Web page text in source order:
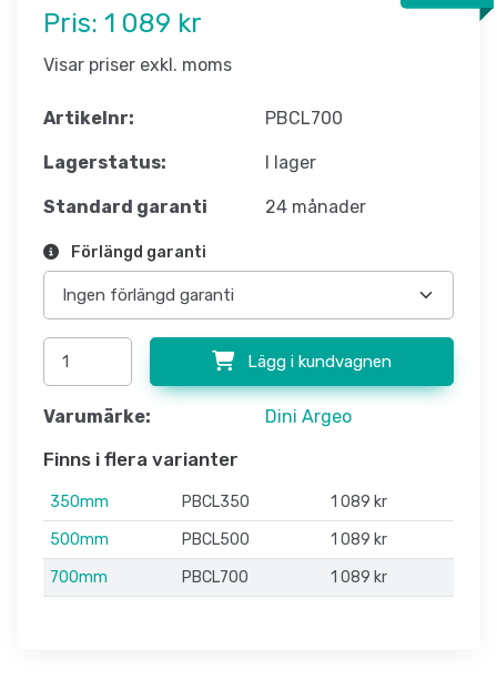
Pris: 1 089 kr
Visar priser exkl. moms
Artikelnr: PBCL700
Lagerstatus: I lager
Standard garanti 24 månader
Förlängd garanti
Lägg i kundvagnen
Varumärke: Dini Argeo
Finns i flera varianter
350mm PBCL350
1 089 kr
500mm
PBCL500
1 089 kr
700mm
PBCL700 1 089 kr